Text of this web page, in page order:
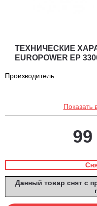
ТЕХНИЧЕСКИЕ
EUROPOWER EP
Производитель
Показать
99
Данный товар снят с